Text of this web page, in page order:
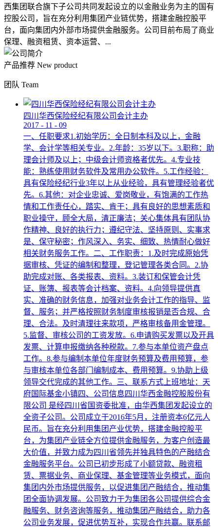
西集团联合旗下子公司共同发起设立的以金融业务为主的国有
控股公司，旨在充分利用集团产业链优势，搭建金融控股平
台，面向集团内外部市场提供金融服务。公司目前布局了商业
保理、融资租赁、资本运营、...
产品推荐 New product
团队 Team
四川华西保险经纪有限公司会计主办
2017 - 11 - 09
一、任职要求1.初始学历：全日制本科及以上，金融
学、会计学等相关专业。2.年龄：35岁以下。3.职称：助
理会计师及以上；中级会计师资格者优先。4.专业技
能：熟练使用财务软件及常用办公软件。5.工作经验：
具有保险经纪行业3年以上从业经验，具有管理经验者优
先。6.其他：对企业忠诚、爱岗敬业，有饱满的工作热
情和工作责任心，踏实、肯干；具有良好的思想素质和
职业操守，顾全大局，清正廉洁；关心集体具有团队协
作精神、良好的执行力；遵纪守法、坚持原则、实事求
是、保守秘密；作风深入、务实、细致、热情耐心做好
相关财务服务工作。二、工作职责：1.及时完成原始凭
据审核、凭证的编制和整理，登记管理各类合同。2.协
助完成对账、各类报表、资料。3.装订和保管会计凭
证、账簿、报表等会计档案、资料。4.向领导提供真
实、准确的财务信息，加强对业务会计工作的指导、监
督、服务；并严格按照财务制度审核报销是否合规、合
理、合法。及时清理往来款项，严格审核备用金管理。
5.监督、审核公司的工资发放。6.申请购买发票以及开具
发票、计算申报缴纳各种税款。7.参与本单位资产盘点
工作。8.参与编制本单位年度财务预算及费用预算，参
与审核本单位各部门编制成本、费用预算。9.协助上级
领导交代完成的其他工作。三、联系方式上班地址：天
府国际基金小镇四、公司信息四川华西金融控股股份有
限公司 是经四川省国资委批准，由华西集团发起设立的
全资子公司。公司成立于2016年5月，注册资本6亿元人
民币。旨在充分利用集团产业优势，搭建金融控股平
台，为集团产业链全方位提供金融服务，为客户创造最
大价值，并致力成为四川省领先并独具特色的产融结合
金融服务平台。公司已初步形成了小额贷款、融资租
赁、票据业务、商业保理、基金管理等业务模式，面向
集团内外市场提供服务，以促进集团产融结合，推动集
团全面协调发展。公司致力于为集团各公司提供综合金
融服务、财务咨询等服务，推动集团产融结合，助力各
公司业务发展，促进优势互补，实现合作共赢。联系邮